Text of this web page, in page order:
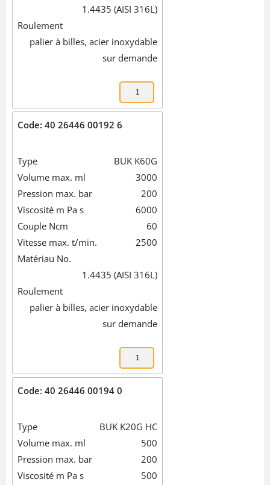
1.4435 (AISI 316L)
Roulement
palier à billes, acier inoxydable
sur demande
Code: 40 26446 00192 6
Type
BUK K60G
Volume max. ml
3000
Pression max. bar
200
Viscosité m Pa s
6000
Couple Ncm
60
Vitesse max. t/min.
2500
Matériau No.
1.4435 (AISI 316L)
Roulement
palier à billes, acier inoxydable
sur demande
Code: 40 26446 00194 0
Type
BUK K20G HC
Volume max. ml
500
Pression max. bar
200
Viscosité m Pa s
500